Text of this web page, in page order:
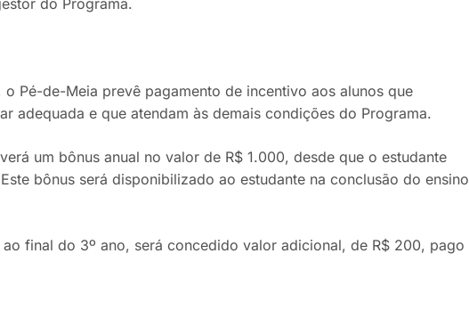
o Pé-de-Meia prevê pagamento de incentivo aos alunos que
adequada e que atendam às demais condições do Programa.
um bônus anual no valor de R$ 1.000, desde que o estudante
Este bônus será disponibilizado ao estudante na conclusão do ensino
final do 3º ano, será concedido valor adicional, de R$ 200, pago